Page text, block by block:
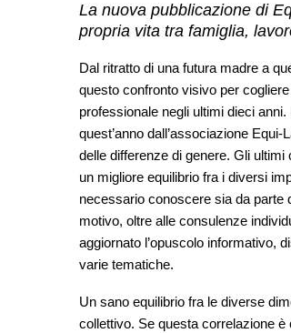
La nuova pubblicazione di
propria vita tra famiglia,
Dal ritratto di una futura madre a
questo confronto visivo per
professionale negli ultimi dieci
quest’anno dall’associazione
delle differenze di genere. Gli
un migliore equilibrio fra i diversi
necessario conoscere sia da parte
motivo, oltre alle consulenze
aggiornato l’opuscolo informativo,
varie tematiche.
Un sano equilibrio fra le diverse
collettivo. Se questa correlazione